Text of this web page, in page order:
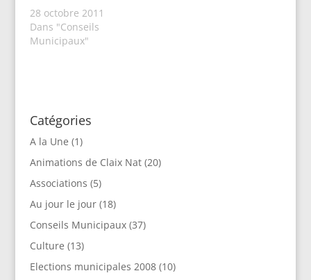
28 octobre 2011
Dans "Conseils
Municipaux"
Catégories
A la Une (1)
Animations de Claix Nat(20)
Associations (5)
Au jour le jour(18)
Conseils Municipaux(37)
Culture (13)
Elections municipales 2008(10)